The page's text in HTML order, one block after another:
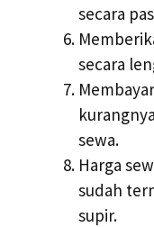
secara
secara
sewa.
Harga
sudah
supir.